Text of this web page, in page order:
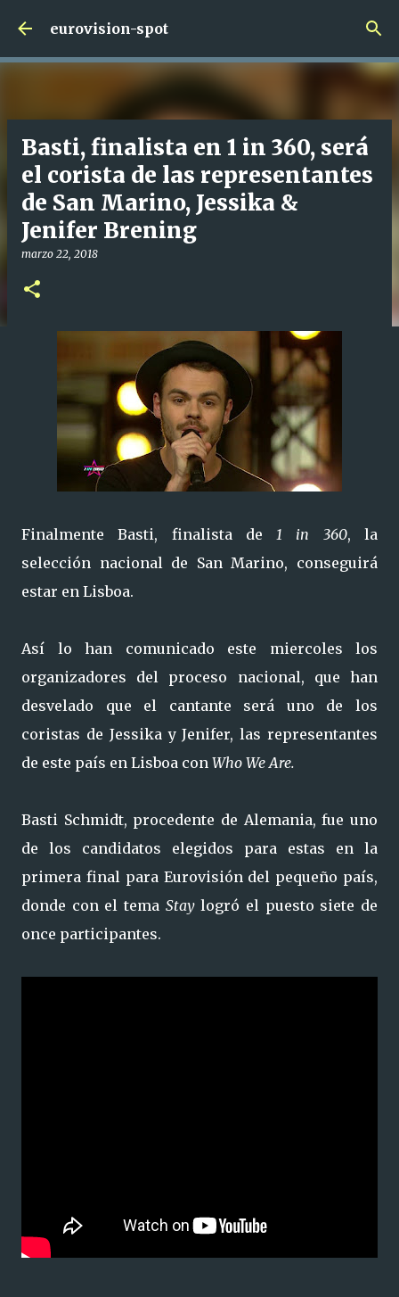
Ir al contenido principal
eurovision-spot
Basti, finalista en 1 in 360, será
el corista de las representantes
de San Marino, Jessika &
Jenifer Brening
marzo 22, 2018
Finalmente Basti, finalista de1 in 360, la
selección nacional de San Marino, conseguirá
estar en Lisboa.
Así lo han comunicado este miercoles los
organizadores del proceso nacional, que han
desvelado que el cantante será uno de los
coristas de Jessika y Jenifer, las representantes
de este país en Lisboa con Who We Are.
Basti Schmidt, procedente de Alemania, fue uno
de los candidatos elegidos para estas en la
primera final para Eurovisión del pequeño país,
donde con el tema Staylogró el puesto siete de
once participantes.